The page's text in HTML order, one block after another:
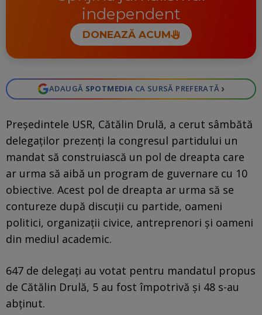
independent
DONEAZĂ ACUM
ADAUGĂ SPOTMEDIA CA SURSĂ PREFERATĂ ›
Preşedintele USR, Cătălin Drulă, a cerut sâmbătă
delegaţilor prezenţi la congresul partidului un
mandat să construiască un pol de dreapta care
ar urma să aibă un program de guvernare cu 10
obiective. Acest pol de dreapta ar urma să se
contureze după discuții cu partide, oameni
politici, organizaţii civice, antreprenori şi oameni
din mediul academic.
647 de delegaţi au votat pentru mandatul propus
de Cătălin Drulă, 5 au fost împotrivă şi 48 s-au
abținut.